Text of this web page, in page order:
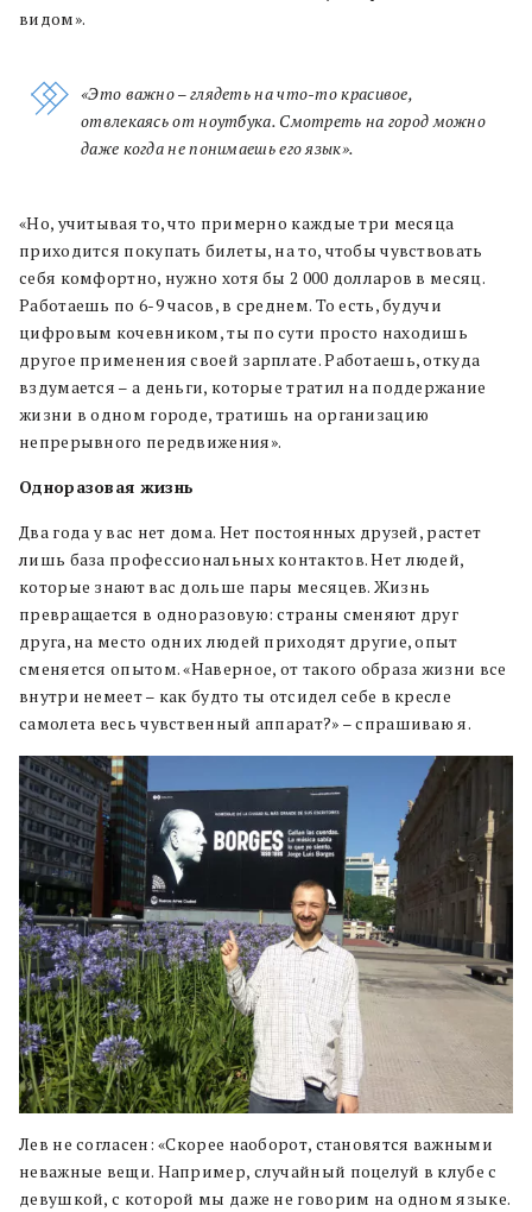
видом».
«Это важно – глядеть на что-то красивое,
отвлекаясь от ноутбука. Смотреть на город можно
даже когда не понимаешь его язык».
«Но, учитывая то, что примерно каждые три месяца
приходится покупать билеты, на то, чтобы чувствовать
себя комфортно, нужно хотя бы 2 000 долларов в месяц.
Работаешь по 6-9 часов, в среднем. То есть, будучи
цифровым кочевником, ты по сути просто находишь
другое применения своей зарплате. Работаешь, откуда
вздумается – а деньги, которые тратил на поддержание
жизни в одном городе, тратишь на организацию
непрерывного передвижения».
Одноразовая жизнь
Два года у вас нет дома. Нет постоянных друзей, растет
лишь база профессиональных контактов. Нет людей,
которые знают вас дольше пары месяцев. Жизнь
превращается в одноразовую: страны сменяют друг
друга, на место одних людей приходят другие, опыт
сменяется опытом. «Наверное, от такого образа жизни все
внутри немеет – как будто ты отсидел себе в кресле
самолета весь чувственный аппарат?» – спрашиваю я.
Лев не согласен: «Скорее наоборот, становятся важными
неважные вещи. Например, случайный поцелуй в клубе с
девушкой, с которой мы даже не говорим на одном языке.